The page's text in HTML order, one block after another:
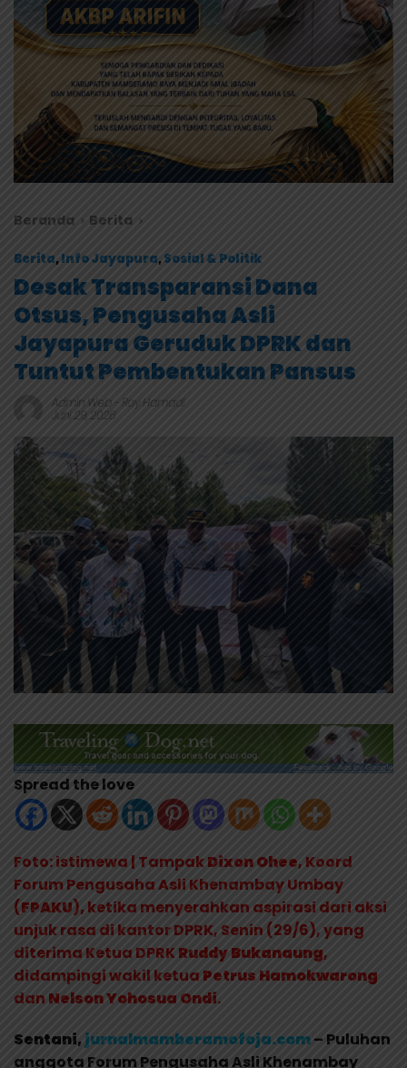
Beranda Berita
Berita,Info Jayapura,Sosial & Politik
Desak Transparansi Dana
Otsus, Pengusaha Asli
Jayapura Geruduk DPRK dan
Tuntut Pembentukan Pansus
Admin Web - Roy Hamadi
Juni 29, 2026
Spread the love
Foto: istimewa | TampakDixon Ohee, Koord
Forum Pengusaha Asli Khenambay Umbay
(FPAKU),ketika menyerahkan aspirasi dari aksi
unjuk rasa di kantor DPRK, Senin (29/6), yang
diterima Ketua DPRKRuddy Bukanaung,
didampingi wakil ketua Petrus Hamokwarong
dan Nelson Yohosua Ondi.
Sentani,jurnalmamberamofoja.com– Puluhan
anggota Forum Pengusaha Asli Khenambay